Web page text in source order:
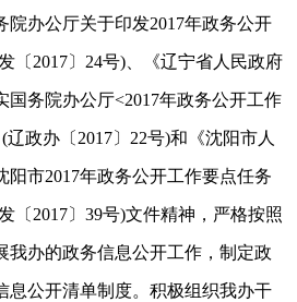
办公厅关于印发2017年政务公开
〔2017〕24号)、《辽宁省人民政府
国务院办公厅<2017年政务公开工作
政办〔2017〕22号)和《沈阳市人
阳市2017年政务公开工作要点任务
〔2017〕39号)文件精神，严格按照
我办的政务信息公开工作，制定政
息公开清单制度。积极组织我办干